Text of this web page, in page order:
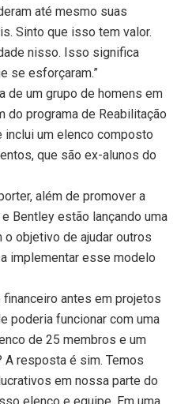
até mesmo suas
Sinto que isso tem valor.
nisso. Isso significa
se esforçaram.”
de um grupo de homens em
do programa de Reabilitação
um elenco composto
que são ex-alunos do
além de promover a
Bentley estão lançando uma
o objetivo de ajudar outros
implementar esse modelo
antes em projetos
poderia funcionar com uma
de 25 membros e um
resposta é sim. Temos
em nossa parte do